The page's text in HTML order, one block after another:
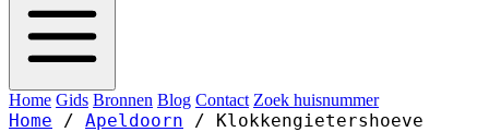
Home Gids Bronnen Blog Contact Zoek huisnummer
Home / Apeldoorn / Klokkengietershoeve